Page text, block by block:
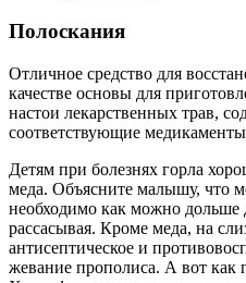
Полоскания
Отличное средство для
качестве основы для
настои лекарственных трав,
соответствующие
Детям при болезнях горла
меда. Объясните малышу, что
необходимо как можно дольше
рассасывая. Кроме меда, на
антисептическое и
жевание прополиса. А вот как